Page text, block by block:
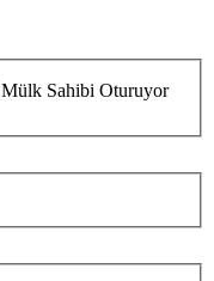
Mülk Sahibi Oturuyor